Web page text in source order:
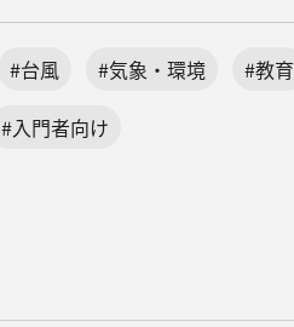
#台風 #気象・環境
#教育
#入門者向け